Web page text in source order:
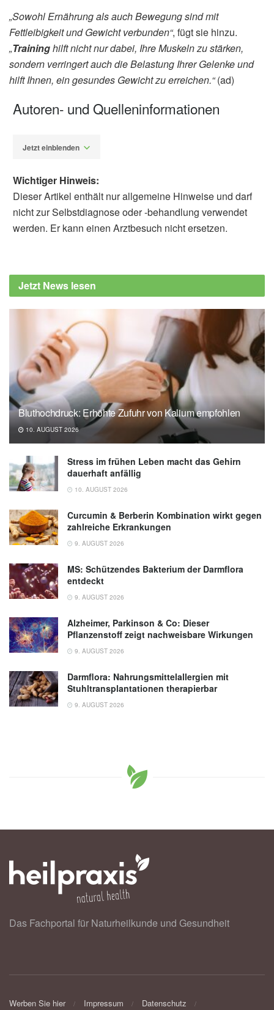
„Sowohl Ernährung als auch Bewegung sind mit
Fettleibigkeit und Gewicht verbunden“, fügt sie hinzu.
„Traininghilft nicht nur dabei, Ihre Muskeln zu stärken,
sondern verringert auch die Belastung Ihrer Gelenke und
hilft Ihnen, ein gesundes Gewicht zu erreichen.“(ad)
Autoren- und Quelleninformationen
Jetzt einblenden
Your Psoriatic Arthritis, (Abruf: 07.03.2023),
Cleveland Clinic
G Márquez Balbás, M Sánchez Regaña & P
Umbert Millet: Study on the use of omega-3
fatty acids as a therapeutic supplement in
treatment of psoriasis; in: Clinical, Cosmetic
and Investigational Dermatology,
(veröffentlicht: 20.06.2011),Clinical,
Cosmetic and Investigational Dermatology
Daniel A. Winer, Shawn Winer, Melissa H. Y.
Chng, Lei Shen & Edgar G. Engleman: B
tissue inflammation and insulin resistance; in:
Molecular Life Sciences
Deutsche Rheuma-Liga: Psoriasis-Arthritis,
(Abruf: 07.03.2023),
Wichtiger Hinweis:
Dieser Artikel enthält nur allgemeine Hinweise und darf
nicht zur Selbstdiagnose oder -behandlung verwendet
werden. Er kann einen Arztbesuch nicht ersetzen.
Jetzt News lesen
Bluthochdruck: Erhöhte Zufuhr von Kalium empfohlen
10. AUGUST 2026
Stress im frühen Leben macht das Gehirn
dauerhaft anfällig
10. AUGUST 2026
Curcumin & Berberin Kombination wirkt gegen
zahlreiche Erkrankungen
9. AUGUST 2026
MS: Schützendes Bakterium der Darmflora
entdeckt
9. AUGUST 2026
Alzheimer, Parkinson & Co: Dieser
Pflanzenstoff zeigt nachweisbare Wirkungen
9. AUGUST 2026
Darmflora: Nahrungsmittelallergien mit
Stuhltransplantationen therapierbar
9. AUGUST 2026
Das Fachportal für Naturheilkunde und Gesundheit
Werben Sie hier Impressum
Datenschutz